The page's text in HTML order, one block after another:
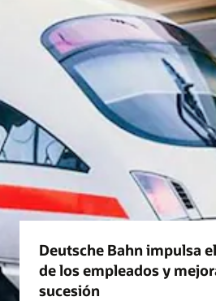
Deutsche Bahn impulsa
de los empleados y
sucesión